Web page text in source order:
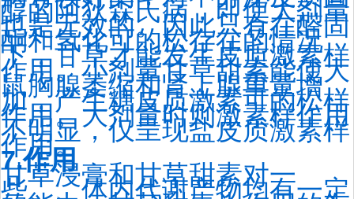
醇的阿狄森氏病，即使大剂量
也是无效的。因此只有在醛固
酮和氢化可的松存在的情况
下，甘草才能发生皮质激素样
作用。小剂量甘草甜素能使大
鼠胸腺萎缩和肾上腺重量增
加，产生糖皮质激素可的松样
作用。大剂量时则激素样作用
不明显，仅呈现盐皮质激素样
作用。
7.作用
甘草浸膏和甘草甜素对一
些、、体内代谢产物均有一定